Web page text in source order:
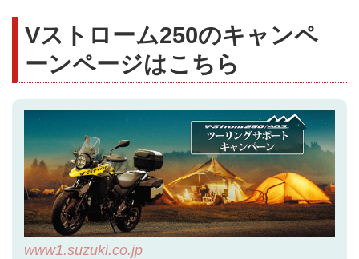
Vストローム250のキャンペ
ーンページはこちら
www1.suzuki.co.jp